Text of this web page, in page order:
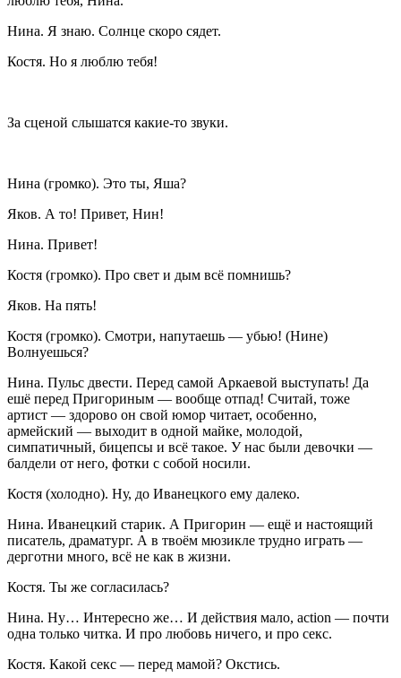
Нина. Я знаю. Солнце скоро сядет.
Костя. Но я люблю тебя!
За сценой слышатся какие-то звуки.
Нина (громко). Это ты, Яша?
Яков. А то! Привет, Нин!
Нина. Привет!
Костя (громко). Про свет и дым всё помнишь?
Яков. На пять!
Костя (громко). Смотри, напутаешь — убью! (Нине)
Волнуешься?
Нина. Пульс двести. Перед самой Аркаевой выступать! Да
ешё перед Пригориным — вообще отпад! Считай, тоже
артист — здорово он свой юмор читает, особенно,
армейский — выходит в одной майке, молодой,
симпатичный, бицепсы и всё такое. У нас были девочки —
балдели от него, фотки с собой носили.
Костя (холодно). Ну, до Иванецкого ему далеко.
Нина. Иванецкий старик. А Пригорин — ещё и настоящий
писатель, драматург. А в твоём мюзикле трудно играть —
дерготни много, всё не как в жизни.
Костя. Ты же согласилась?
Нина. Ну… Интересно же… И действия мало, action — почти
одна только читка. И про любовь ничего, и про секс.
Костя. Какой секс — перед мамой? Окстись.